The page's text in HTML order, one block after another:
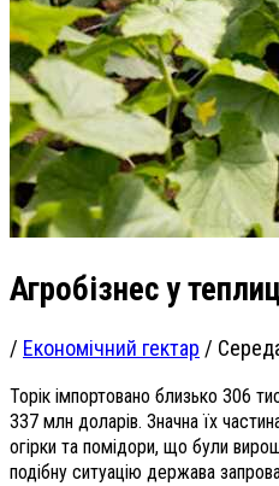
Агробізнес у
/ Економічний гектар /
Торік імпортовано близько 306
337 млн доларів. Значна їх
огірки та помідори, що були
подібну ситуацію держава